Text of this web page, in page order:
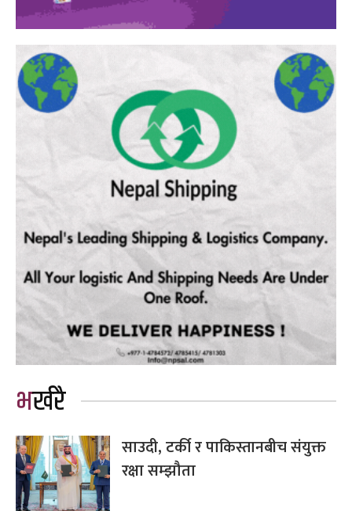
भर्खरै
साउदी, टर्की र पाकिस्तानबीच संयुक्त
रक्षा सम्झौता